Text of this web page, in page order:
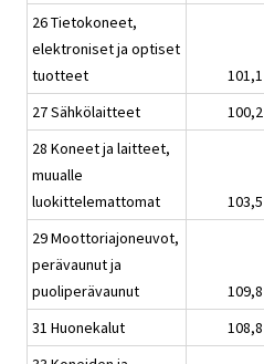
26 Tietokoneet,
elektroniset ja optiset
tuotteet
101,1
27 Sähkölaitteet
100,2
28 Koneet ja laitteet,
muualle
luokittelemattomat
103,5
29 Moottoriajoneuvot,
perävaunut ja
puoliperävaunut
109,8
31 Huonekalut
108,8